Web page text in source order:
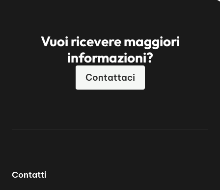
Vuoi ricevere maggiori
informazioni?
Contattaci
Contatti